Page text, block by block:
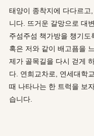
태양이 종착지에 다다르
니다. 뜨거운 갈망으로 대
주섬주섬 책가방을 챙기
혹은 저와 같이 배고픔을
제가 골목길을 다시 걷게
다. 연희교차로, 연세대학
때 나타나는 한 트럭을 보
습니다.